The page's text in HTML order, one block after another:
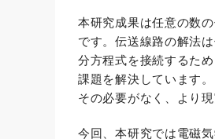
本研究成果は任意の数
です。伝送線路の解法
分方程式を接続するた
課題を解決しています
その必要がなく、より
今回、本研究では電磁